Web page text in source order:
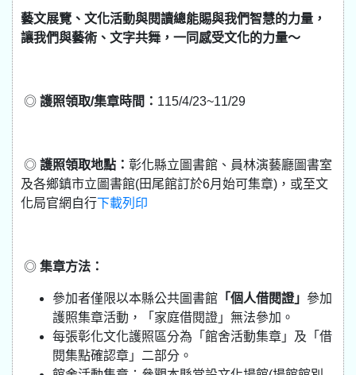
藝文展覽、文化活動與閱讀總能賜與我們智慧的力量，
讓我們與藝術、文字共舞，一同感受文化的力量～
◎ 護照領取/集章時間： 115/4/23~11/29
◎ 護照領取地點： 彰化縣立圖書館、員林演藝廳圖書室
及各鄉鎮市立圖書館(田尾館訂於6月始可集章)，或至文
化局官網自行下載列印
◎ 集章方法：
參加者僅限以本縣公共圖書館 「個人借閱證」 參加
護照集章活動，「家庭借閱證」無法參加。
每張彰化文化護照區分為「館舍活動集章」及「借
閱集點確認章」二部分。